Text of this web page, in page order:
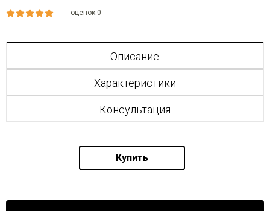
оценок 0
Описание
Характеристики
Консультация
Купить